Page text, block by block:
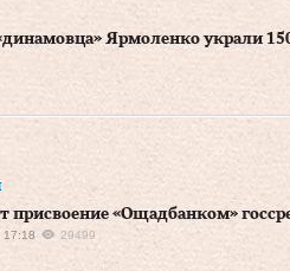
Ярмоленко украли
присвоение «Ощадбанком»
17:18 29499